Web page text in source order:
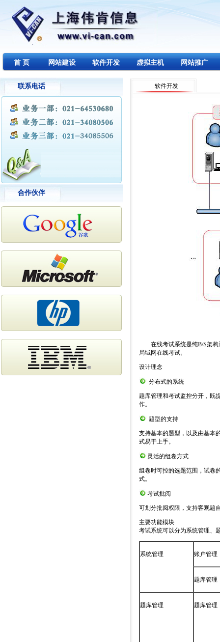
首 页 网站建设 软件开发 虚拟主机 网站推广
联系电话
合作伙伴
软件开发
在线考试系统是纯B/S架
局域网在线考试。
设计理念
分布式的系统
题库管理和考试监控分开，既
作。
题型的支持
支持基本的题型，以及由基本
式易于上手。
灵活的组卷方式
组卷时可控的选题范围，试卷
式。
考试批阅
可划分批阅权限，支持客观题
主要功能模块
考试系统可以分为系统管理、
系统管理 账户管理
题库管理
题库管理 题库管理